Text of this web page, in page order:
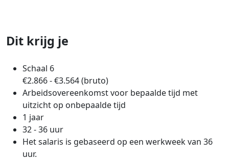
Dit krijg je
Schaal 6
€2.866 - €3.564 (bruto)
Arbeidsovereenkomst voor bepaalde tijd met
uitzicht op onbepaalde tijd
1 jaar
32 - 36 uur
Het salaris is gebaseerd op een werkweek van 36
uur.